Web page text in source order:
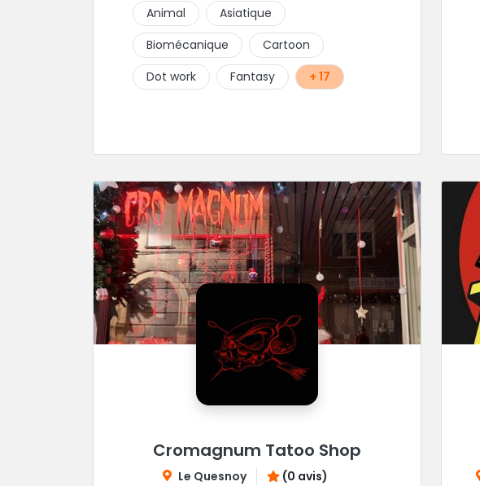
Animal
Asiatique
Biomécanique
Cartoon
Dot work
Fantasy + 17
Cromagnum Tatoo Shop
Le Quesnoy (0 avis)